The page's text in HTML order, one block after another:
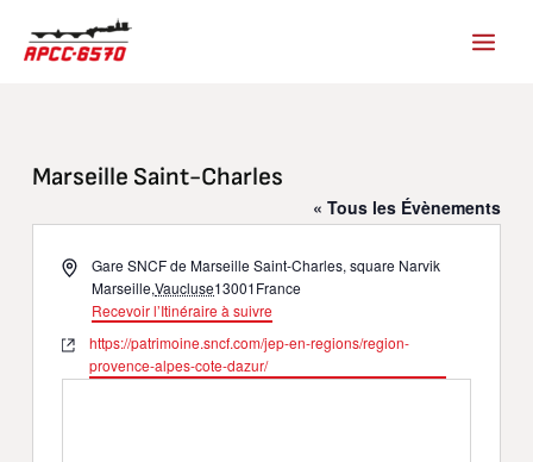
Marseille Saint-Charles
« Tous les Évènements
AdresseGare SNCF de Marseille Saint-Charles, square Narvik
Marseille,Vaucluse13001France
Recevoir l’Itinéraire à suivre
Site
https://patrimoine.sncf.com/jep-en-regions/region-
provence-alpes-cote-dazur/